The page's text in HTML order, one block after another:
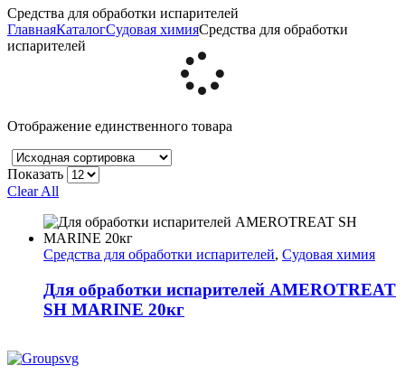
Средства для обработки испарителей
ГлавнаяКаталогСудовая химияСредства для обработки
испарителей
Отображение единственного товара
Показать
Clear All
Средства для обработки испарителей, Судовая химия
Для обработки испарителей AMEROTREAT
SH MARINE 20кг